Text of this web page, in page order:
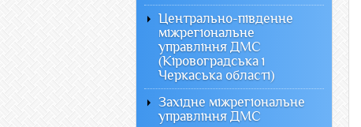
Центрально-південне
міжрегіональне
управління ДМС
(Кіровоградська і
Черкаська області)
Західне міжрегіональне
управління ДМС